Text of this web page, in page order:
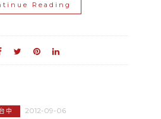
Reading
台中 2012-09-06